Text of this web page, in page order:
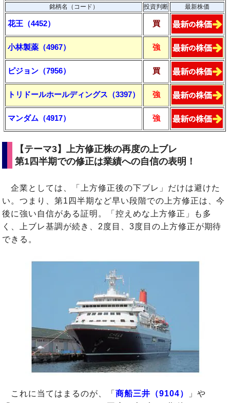
銘柄名（コード） 投資判断 最新株価
花王（4452） 買
小林製薬（4967） 強
ピジョン（7956） 買
トリドールホールディングス（3397） 強
マンダム（4917） 強
【テーマ3】上方修正株の再度の上ブレ
第1四半期での修正は業績への自信の表明！
企業としては、「上方修正後の下ブレ」だけは避けた
い。つまり、第1四半期など早い段階での上方修正は、今
後に強い自信がある証明。「控えめな上方修正」も多
く、上ブレ基調が続き、2度目、3度目の上方修正が期待
できる。
これに当てはまるのが、「 商船三井（9104）
」や